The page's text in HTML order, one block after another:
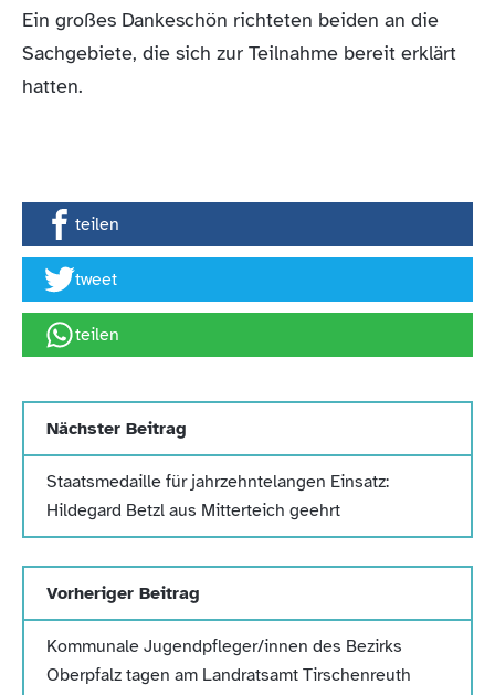
Ein großes Dankeschön richteten beiden an die
Sachgebiete, die sich zur Teilnahme bereit erklärt
hatten.
teilen
tweet
teilen
Nächster Beitrag
Staatsmedaille für jahrzehntelangen Einsatz:
Hildegard Betzl aus Mitterteich geehrt
Vorheriger Beitrag
Kommunale Jugendpfleger/innen des Bezirks
Oberpfalz tagen am Landratsamt Tirschenreuth